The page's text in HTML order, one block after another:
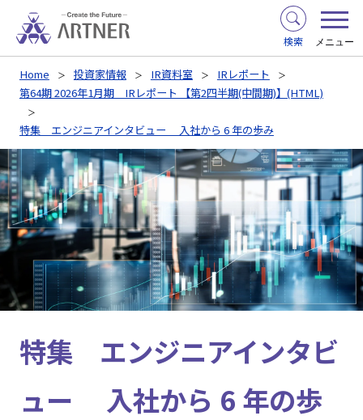
検索 メニュー
Home 投資家情報 IR資料室
IRレポート
第64期 2026年1月期 IRレポート 【第2四半期(中間期)】(HTML)
特集 エンジニアインタビュー 入社から 6 年の歩み
特集 エンジニアインタビ
ュー 入社から 6 年の歩